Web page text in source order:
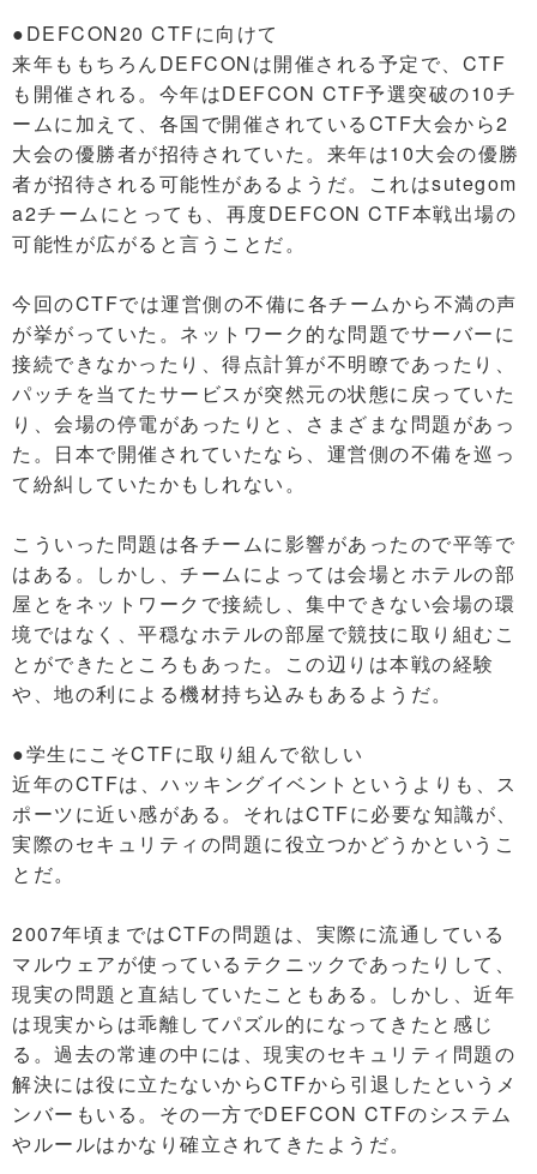
●DEFCON20 CTFに向けて
来年ももちろんDEFCONは開催される予定で、CTF
も開催される。今年はDEFCON CTF予選突破の10チ
ームに加えて、各国で開催されているCTF大会から2
大会の優勝者が招待されていた。来年は10大会の優勝
者が招待される可能性があるようだ。これはsutegom
a2チームにとっても、再度DEFCON CTF本戦出場の
可能性が広がると言うことだ。
今回のCTFでは運営側の不備に各チームから不満の声
が挙がっていた。ネットワーク的な問題でサーバーに
接続できなかったり、得点計算が不明瞭であったり、
パッチを当てたサービスが突然元の状態に戻っていた
り、会場の停電があったりと、さまざまな問題があっ
た。日本で開催されていたなら、運営側の不備を巡っ
て紛糾していたかもしれない。
こういった問題は各チームに影響があったので平等で
はある。しかし、チームによっては会場とホテルの部
屋とをネットワークで接続し、集中できない会場の環
境ではなく、平穏なホテルの部屋で競技に取り組むこ
とができたところもあった。この辺りは本戦の経験
や、地の利による機材持ち込みもあるようだ。
●学生にこそCTFに取り組んで欲しい
近年のCTFは、ハッキングイベントというよりも、ス
ポーツに近い感がある。それはCTFに必要な知識が、
実際のセキュリティの問題に役立つかどうかというこ
とだ。
2007年頃まではCTFの問題は、実際に流通している
マルウェアが使っているテクニックであったりして、
現実の問題と直結していたこともある。しかし、近年
は現実からは乖離してパズル的になってきたと感じ
る。過去の常連の中には、現実のセキュリティ問題の
解決には役に立たないからCTFから引退したというメ
ンバーもいる。その一方でDEFCON CTFのシステム
やルールはかなり確立されてきたようだ。